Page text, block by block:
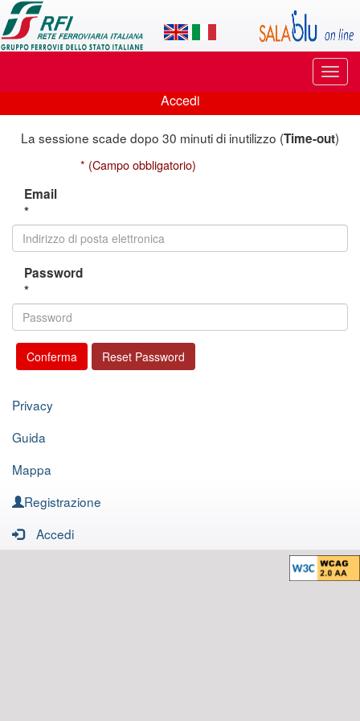
Applicazione
SalaBlu
Online
di
Rete
Ferroviaria
Italiana
di
Accedi
Accedi
La sessione scade dopo 30 minuti di inutilizzo (Time-out)
* (Campo obbligatorio)
Email
*
Password
*
Privacy
Guida
Mappa
Registrazione
Accedi